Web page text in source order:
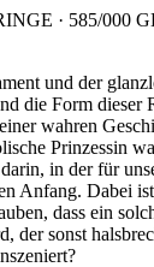
· 585/000
und der
die Form dieser
wahren
Prinzessin
in der für
Anfang. Dabei
dass ein
der sonst